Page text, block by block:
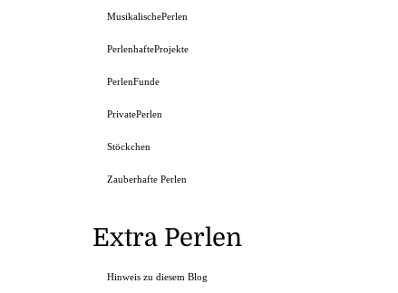
MusikalischePerlen
PerlenhafteProjekte
PerlenFunde
PrivatePerlen
Stöckchen
Zauberhafte Perlen
Extra Perlen
Hinweis zu diesem Blog